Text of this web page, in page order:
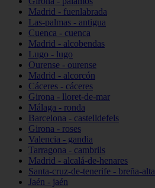
Madrid - fuenlabrada
Las-palmas - antigua
Cuenca - cuenca
Madrid - alcobendas
Lugo - lugo
Ourense - ourense
Madrid - alcorcón
Cáceres - cáceres
Girona - lloret-de-mar
Málaga - ronda
Barcelona - castelldefels
Girona - roses
Valencia - gandia
Tarragona - cambrils
Madrid - alcalá-de-henares
Santa-cruz-de-tenerife - breña-alta
Jaén - jaén